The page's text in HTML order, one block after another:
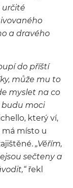
určité
a dravého
do příští
může mu to
myslet na co
budu moci
který ví,
má místo u
„Věřím,
sečteny a
řekl